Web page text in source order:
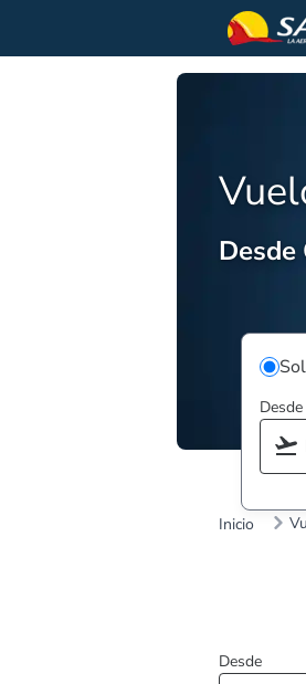
Desde
Desde
Inicio
Desde